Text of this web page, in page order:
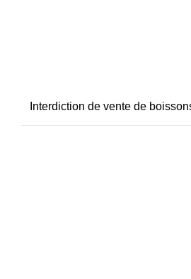
Interdiction de vente de